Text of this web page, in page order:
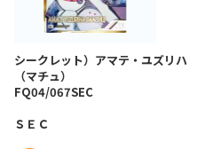
シークレット）アマテ・ユズリハ
（マチュ）
FQ04/067SEC
ＳＥＣ